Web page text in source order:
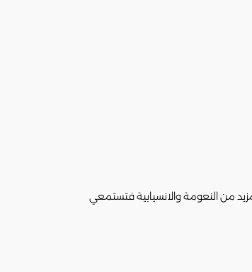
من النعومة والانسيابية فتستمعي